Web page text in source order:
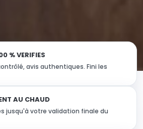
% VERIFIES
avis authentiques. Fini les
AU CHAUD
jusqu'à votre validation finale du